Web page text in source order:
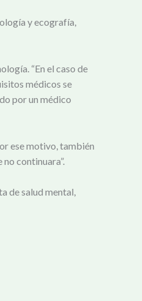
y ecografía,
“En el caso de
médicos se
por un médico
ese motivo, también
continuara”.
de salud mental,